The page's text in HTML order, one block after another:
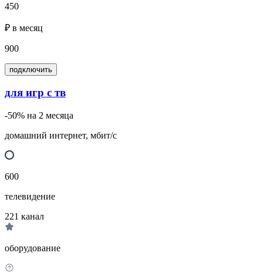
450
₽ в месяц
900
подключить
для игр с тв
-50% на 2 месяца
домашний интернет, мбит/с
600
телевидение
221 канал
оборудование